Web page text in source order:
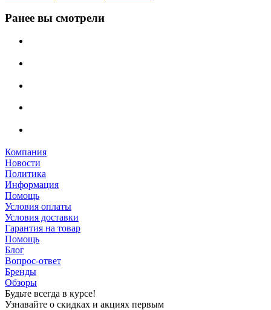
Ранее вы смотрели
Компания
Новости
Политика
Информация
Помощь
Условия оплаты
Условия доставки
Гарантия на товар
Помощь
Блог
Вопрос-ответ
Бренды
Обзоры
Будьте всегда в курсе!
Узнавайте о скидках и акциях первым